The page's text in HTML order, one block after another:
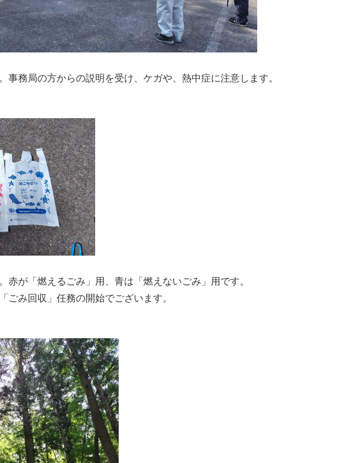
事務局の方からの説明を受け、ケガや、熱中症に注意します。
赤が「燃えるごみ」用、青は「燃えないごみ」用です。
ごみ回収」任務の開始でございます。